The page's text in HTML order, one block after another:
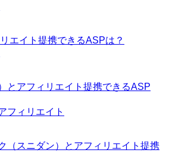
エイト提携できるASPは？
とアフィリエイト提携できるASP
フィリエイト
（スニダン）とアフィリエイト提携